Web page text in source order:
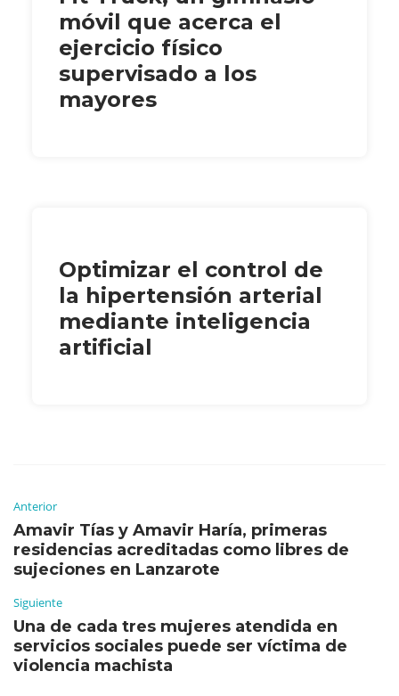
móvil que acerca el
ejercicio físico
supervisado a los
mayores
Optimizar el control de
la hipertensión arterial
mediante inteligencia
artificial
Anterior
Amavir Tías y Amavir Haría, primeras
residencias acreditadas como libres de
sujeciones en Lanzarote
Siguiente
Una de cada tres mujeres atendida en
servicios sociales puede ser víctima de
violencia machista